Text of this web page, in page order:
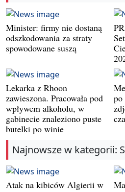
Minister: firmy nie dostaną
odszkodowania za straty
spowodowane suszą
Lekarka z Rhoon
zawieszona. Pracowała pod
wpływem alkoholu, w
gabinecie znaleziono puste
butelki po winie
po
Najnowsze w kategorii:
Atak na kibiców Algierii w